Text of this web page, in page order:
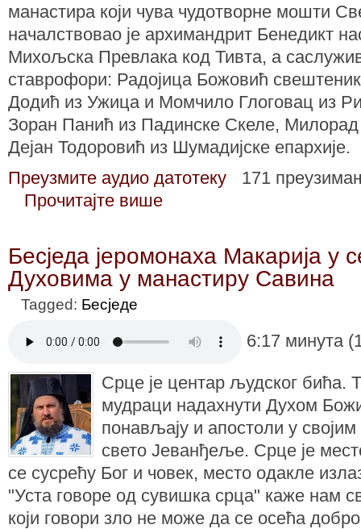
манастира који чува чудотворне мошти
началствовао је архимандрит Бенедикт
Михољска Превлака код Тивта, а
ставрофори: Радојица Божовић свештеник
Додић из Ужица и Момчило Глоговац из
Зоран Панић из Падинске Скеле,
Дејан Тодоровић из Шумадијске епархије.
Преузмите аудио датотеку
171
Прочитајте више
Бесједа јеромонаха Макарија у
Духовима у манастиру Савина
Tagged: Бесједе
6:17 минута
Срце је центар људског бића.
мудраци надахнути Духом
понављају и апостоли у
свето Јеванђеље. Срце је
се сусрећу Бог и човек, место одакле
"Уста говоре од сувишка срца" каже нам
који говори зло не може да се осећа